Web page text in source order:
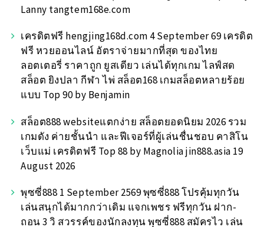
Lanny tangtem168e.com
เครดิตฟรี hengjing168d.com 4 September 69 เครดิต
ฟรี หวยออนไลน์ อัตราจ่ายมากที่สุด ของไทย
ลอตเตอรี่ ราคาถูก ยูสเดียว เล่นได้ทุกเกม ไลฟ์สด
สล็อต ยิงปลา กีฬา ไพ่ สล็อต168 เกมสล็อตหลายร้อย
แบบ Top 90 by Benjamin
สล็อต888 websiteแตกง่าย สล็อตยอดนิยม 2026 รวม
เกมดัง ค่ายชั้นนำ และฟีเจอร์ที่ผู้เล่นชื่นชอบ คาสิโน
เว็บแม่ เครดิตฟรี Top 88 by Magnolia jin888.asia 19
August 2026
พุซซี่888 1 September 2569 พุซซี่888 โปรคุ้มทุกวัน
เล่นสนุกได้มากกว่าเดิม แจกเพชร ฟรีทุกวัน ฝาก-
ถอน 3 วิ สวรรค์ของนักลงทุน พุซซี่888 สมัครไว เล่น